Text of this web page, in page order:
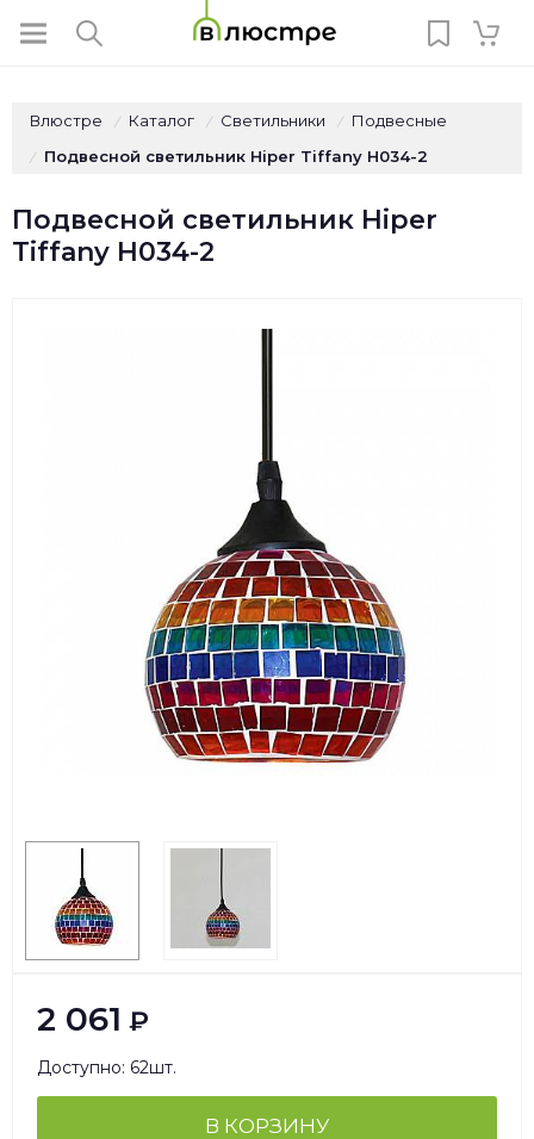
Влюстре / Каталог / Светильники / Подвесные
/ Подвесной светильник Hiper Tiffany H034-2
Подвесной светильник Hiper
Tiffany H034-2
2 061 ₽
Доступно: 62шт.
В КОРЗИНУ